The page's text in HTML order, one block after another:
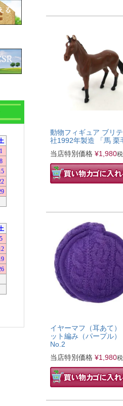
動物フィギュア ブリ
社1992年製造 「馬 栗
当店特別価格 ¥1,980
イヤーマフ（耳あて）
ット編み（パープル）
No.2
当店特別価格 ¥1,980